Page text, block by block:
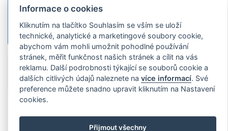
hosting programů s možností jejich
Najděte si jednoduše vhodný hosting.
Přidat server Propagace Co je RSS
o
rssMonitor.cz Partneři Reklama Podmínky používání Ochrana
osobních údajů Kontakt
Copyright © 2009 rssMonitor.cz Všechny práva vyhrazené. Autor a
Informace o cookies
Kliknutím na tlačítko Souhlasím se vším se uloží
technické, analytické a marketingové soubory cookie,
abychom vám mohli umožnit pohodlné používání
stránek, měřit funkčnost našich stránek a cílit na vás
reklamu. Další podrobnosti týkající se souborů cookie a
dalších citlivých údajů naleznete navíce informací. Své
preference můžete snadno upravit kliknutím na Nastavení
cookies.
Přijmout všechny